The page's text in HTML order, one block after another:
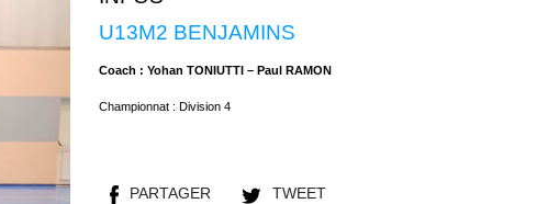
U13M2 BENJAMINS
Coach : Yohan TONIUTTI – Paul RAMON
Championnat : Division 4
PARTAGER TWEET